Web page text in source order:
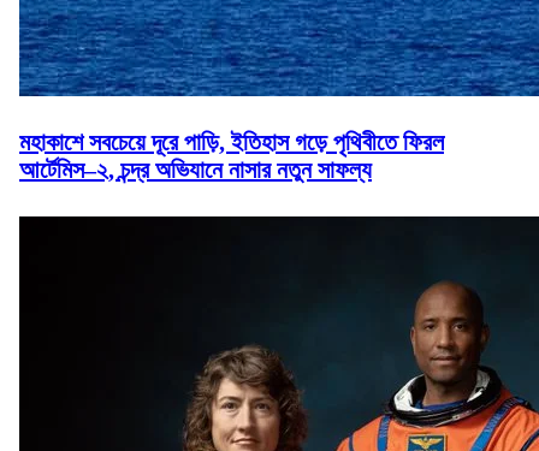
মহাকাশে সবচেয়ে দূরে পাড়ি, ইতিহাস গড়ে পৃথিবীতে ফিরল
আর্টেমিস–২, চন্দ্র অভিযানে নাসার নতুন সাফল্য